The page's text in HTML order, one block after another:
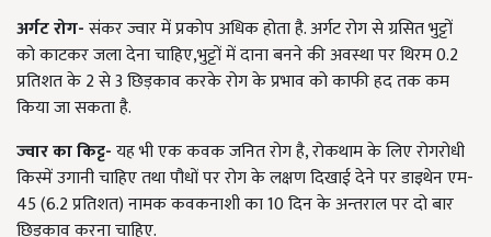
अर्गट रोग-संकर ज्वार में प्रकोप अधिक होता है. अर्गट रोग से ग्रसित भुट्टों
को काटकर जला देना चाहिए,भुट्टों में दाना बनने की अवस्था पर थिरम 0.2
प्रतिशत के 2 से 3 छिड़काव करके रोग के प्रभाव को काफी हद तक कम
किया जा सकता है.
ज्वार का किट्ट-यह भी एक कवक जनित रोग है, रोकथाम के लिए रोगरोधी
किस्में उगानी चाहिए तथा पौधों पर रोग के लक्षण दिखाई देने पर डाइथेन एम-
45 (6.2 प्रतिशत) नामक कवकनाशी का 10 दिन के अन्तराल पर दो बार